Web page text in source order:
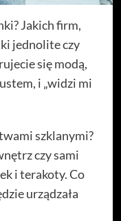
Jakich firm,
jednolite czy
się modą,
i „widzi mi
szklanymi?
czy sami
i terakoty. Co
urządzała